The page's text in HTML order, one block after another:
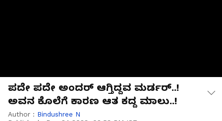
ಪದೇ ಪದೇ ಅಂದರ್ ಆಗ್ತಿದ್ದವ ಮರ್ಡರ್..!
ಅವನ ಕೊಲೆಗೆ ಕಾರಣ ಆತ ಕದ್ದ ಮಾಲು..!
Author : Bindushree N